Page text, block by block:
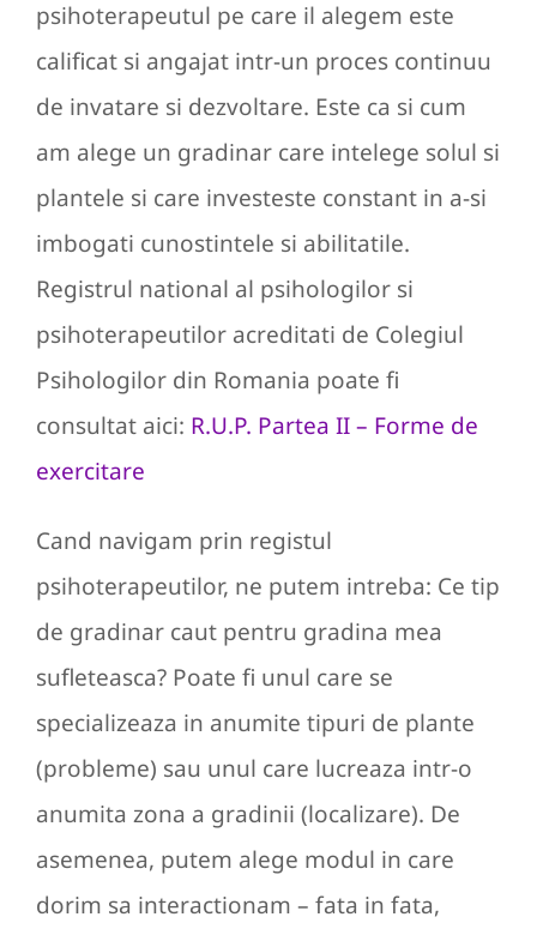
psihoterapeutul pe care il alegem este
calificat si angajat intr-un proces continuu
de invatare si dezvoltare. Este ca si cum
am alege un gradinar care intelege solul si
plantele si care investeste constant in a-si
imbogati cunostintele si abilitatile.
Registrul national al psihologilor si
psihoterapeutilor acreditati de Colegiul
Psihologilor din Romania poate fi
consultat aici: R.U.P. Partea II – Forme de
exercitare
Cand navigam prin registul
psihoterapeutilor, ne putem intreba: Ce tip
de gradinar caut pentru gradina mea
sufleteasca? Poate fi unul care se
specializeaza in anumite tipuri de plante
(probleme) sau unul care lucreaza intr-o
anumita zona a gradinii (localizare). De
asemenea, putem alege modul in care
dorim sa interactionam – fata in fata,